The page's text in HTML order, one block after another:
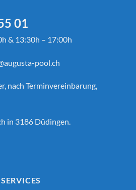
01
& 13:30h – 17:00h
pool.ch
nach Terminvereinbarung,
in 3186 Düdingen.